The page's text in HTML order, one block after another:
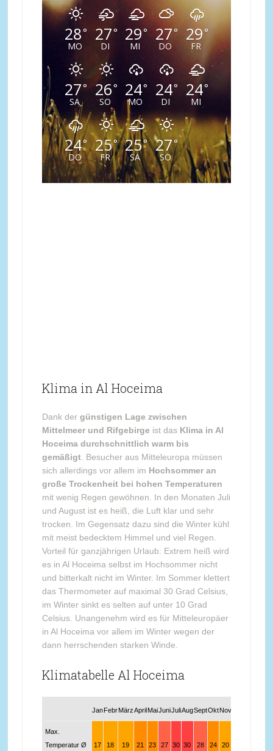
28°
MO
27°
DI
29°
MI
27°
DO
29°
FR
27°
SA
26°
SO
24°
MO
24°
DI
24°
MI
24°
DO
25°
FR
25°
SA
27°
SO
Klima in Al Hoceima
Dank der günstigen Lage zwischen
Mittelmeer und Rifgebirge ist das Klima in Al
Hoceima durchschnittlich warm bis
gemäßigt. Besucher aus Mitteleuropa müssen
sich allerdings vor allem im Hochsommer an
große Trockenheit bei hohen Temperaturen
mit wenig Regen gewöhnen. In den Monaten Juli
und August ist es heiß, die Luft klar und sehr
trocken. Im Gegensatz dazu sind die Winter kühl
mit meist bedecktem Himmel und viel Regen.
Vorteil für ganzjährigen Urlaub: Extrem heiß wird
es in Al Hoceima selbst im Hochsommer nicht
und bitterkalt nicht im Winter. Im Sommer klettert
das Thermometer auf maximal 30 Grad Celsius,
im Winter sinkt es selten auf unter 10 Grad
Celsius. Unangenehm wird es für Mitteleuropäer
in Al Hoceima vor allem im Winter wegen der
dann herrschenden starken Winde.
Klimatabelle Al Hoceima
Jan FebrMärzApril MaiJuniJuliAugSeptOktNov
Max.
Temperatur Ø
17 18 19 21 23 27 30 30 28 24 20